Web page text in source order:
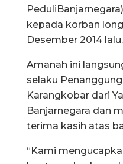
kepada korban
Desember 2014 lalu.
Amanah ini
selaku
Karangkobar dari
Banjarnegara dan
terima kasih atas
“Kami